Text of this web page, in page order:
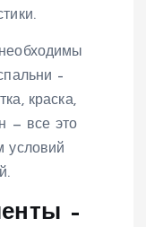
–
краска,
— все это
условий
–